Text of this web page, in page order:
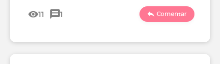
11 1 Comentar